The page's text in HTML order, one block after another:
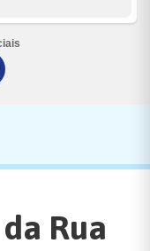
Rua